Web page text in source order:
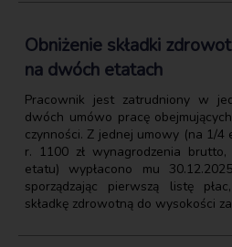
Obniżenie składki
na dwóch etatach
Pracownik jest zatrudniony w
dwóch umówo pracę
czynności. Z jednej umowy (na 1/4
r. 1100 zł wynagrodzenia
etatu) wypłacono mu
sporządzając pierwszą listę
składkę zdrowotną do wysokości